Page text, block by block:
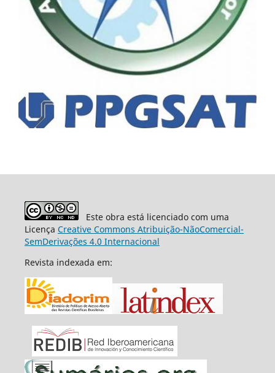
Este obra está licenciado com uma
Licença Creative Commons Atribuição-NãoComercial-
SemDerivações 4.0 Internacional
Revista indexada em: